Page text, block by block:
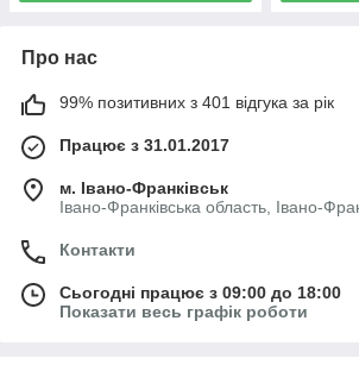
Про нас
99% позитивних з 401 відгука за рік
Працює з 31.01.2017
м. Івано-Франківськ
Івано-Франківська область, Івано-
Контакти
Сьогодні працює з 09:00 до 18:00
Показати весь графік роботи